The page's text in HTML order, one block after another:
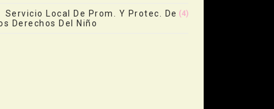
Servicio Local De Prom. Y Protec. De
Derechos Del Niño
(4)